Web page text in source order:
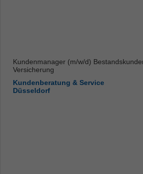
Kundenmanager (m/w/d)
Versicherung
Kundenberatung & Service
Düsseldorf